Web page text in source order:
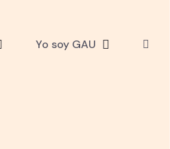
Yo soy GAU